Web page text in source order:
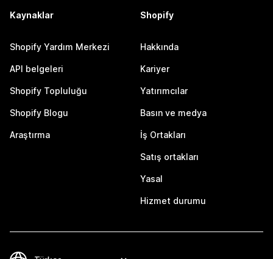
Kaynaklar
Shopify Yardım Merkezi
API belgeleri
Shopify Topluluğu
Shopify Blogu
Araştırma
Shopify
Hakkında
Kariyer
Yatırımcılar
Basın ve medya
İş Ortakları
Satış ortakları
Yasal
Hizmet durumu